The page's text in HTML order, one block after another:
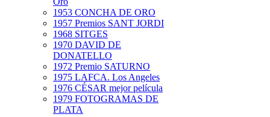
1953 CONCHA DE ORO
1957 Premios SANT JORDI
1968 SITGES
1970 DAVID DE
DONATELLO
1972 Premio SATURNO
1975 LAFCA. Los Angeles
1976 CÉSAR mejor película
1979 FOTOGRAMAS DE
PLATA